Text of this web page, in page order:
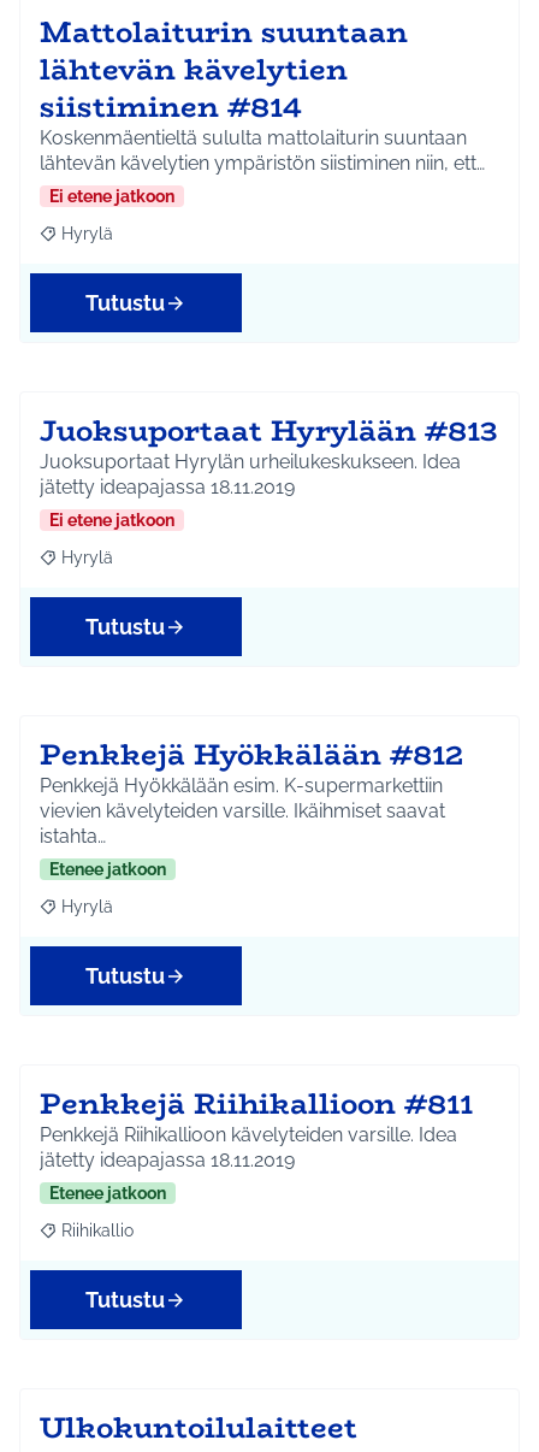
Mattolaiturin suuntaan
lähtevän kävelytien
siistiminen #814
Koskenmäentieltä sululta mattolaiturin suuntaan
lähtevän kävelytien ympäristön siistiminen niin, ett…
Ei etene jatkoon
Rajaa tulokset aihepiirin mukaan: Hyrylä
Hyrylä
Tutustu
Juoksuportaat Hyrylään #813
Juoksuportaat Hyrylän urheilukeskukseen. Idea
jätetty ideapajassa 18.11.2019
Ei etene jatkoon
Rajaa tulokset aihepiirin mukaan: Hyrylä
Hyrylä
Tutustu
Penkkejä Hyökkälään #812
Penkkejä Hyökkälään esim. K-supermarkettiin
vievien kävelyteiden varsille. Ikäihmiset saavat
istahta…
Etenee jatkoon
Rajaa tulokset aihepiirin mukaan: Hyrylä
Hyrylä
Tutustu
Penkkejä Riihikallioon #811
Penkkejä Riihikallioon kävelyteiden varsille. Idea
jätetty ideapajassa 18.11.2019
Etenee jatkoon
Rajaa tulokset aihepiirin mukaan: Riihikallio
Riihikallio
Tutustu
Ulkokuntoilulaitteet